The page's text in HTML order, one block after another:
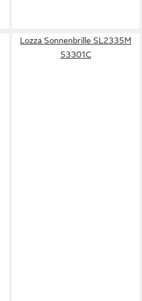
Lozza Sonnenbrille SL2335M
53301C